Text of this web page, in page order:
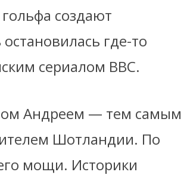
создают
где-то
сериалом BBC.
Андреем — тем самым
Шотландии. По
мощи. Историки